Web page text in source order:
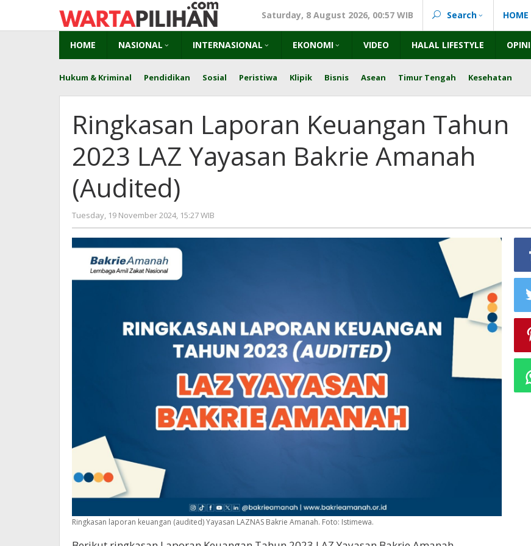
content
Saturday, 8 August 2026, 00:57 WIB Search HOME
HOME NASIONAL INTERNASIONAL EKONOMI VIDEO HALAL LIFESTYLE OPINI
Hukum & Kriminal Pendidikan Sosial Peristiwa Klipik Bisnis Asean Timur Tengah Kesehatan
Ringkasan Laporan Keuangan Tahun
2023 LAZ Yayasan Bakrie Amanah
(Audited)
Tuesday, 19 November 2024, 15:27 WIB
Adi
Prawiranegara
Ringkasan laporan keuangan (audited) Yayasan LAZNAS Bakrie Amanah. Foto: Istimewa.